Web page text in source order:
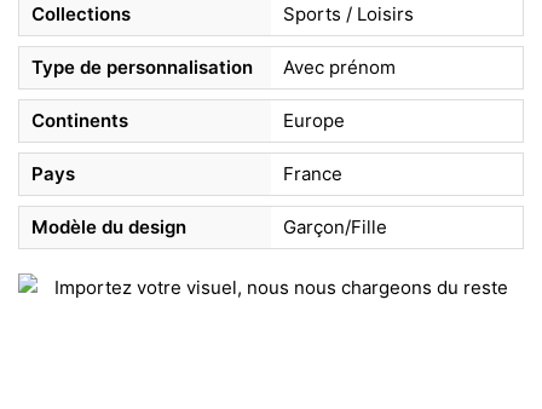
Collections Sports / Loisirs
Type de personnalisation Avec prénom
Continents Europe
Pays France
Modèle du design Garçon/Fille